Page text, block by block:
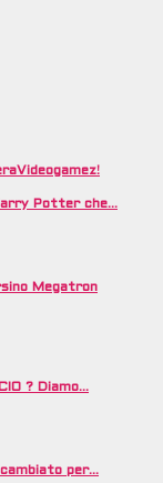
Videogamez!
Potter che…
Megatron
? Diamo…
per…